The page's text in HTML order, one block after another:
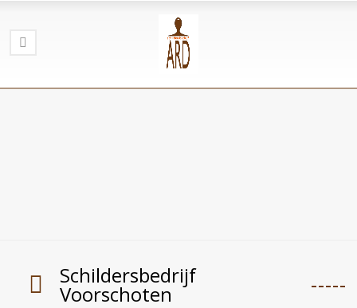
Schildersbedrijf
Voorschoten